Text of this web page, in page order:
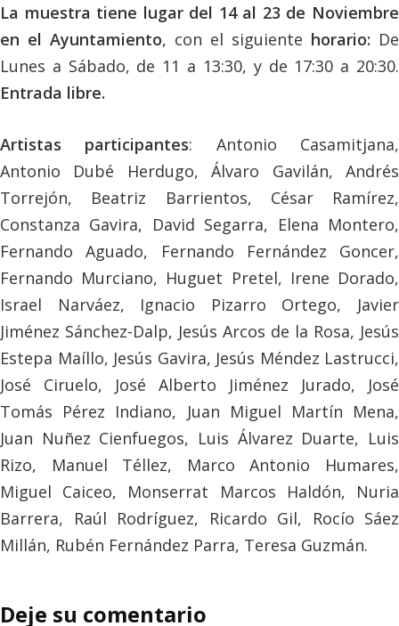
La muestra tiene lugar del 14 al 23 de Noviembre
en el Ayuntamiento, con el siguiente horario: De
Lunes a Sábado, de 11 a 13:30, y de 17:30 a 20:30.
Entrada libre.
Artistas participantes: Antonio Casamitjana,
Antonio Dubé Herdugo, Álvaro Gavilán, Andrés
Torrejón, Beatriz Barrientos, César Ramírez,
Constanza Gavira, David Segarra, Elena Montero,
Fernando Aguado, Fernando Fernández Goncer,
Fernando Murciano, Huguet Pretel, Irene Dorado,
Israel Narváez, Ignacio Pizarro Ortego, Javier
Jiménez Sánchez-Dalp, Jesús Arcos de la Rosa, Jesús
Estepa Maíllo, Jesús Gavira, Jesús Méndez Lastrucci,
José Ciruelo, José Alberto Jiménez Jurado, José
Tomás Pérez Indiano, Juan Miguel Martín Mena,
Juan Nuñez Cienfuegos, Luis Álvarez Duarte, Luis
Rizo, Manuel Téllez, Marco Antonio Humares,
Miguel Caiceo, Monserrat Marcos Haldón, Nuria
Barrera, Raúl Rodríguez, Ricardo Gil, Rocío Sáez
Millán, Rubén Fernández Parra, Teresa Guzmán.
Deje su comentario